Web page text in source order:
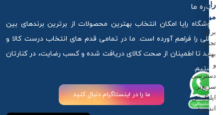
درباره ما
فروشگاه رایا امکان انتخاب بهترین محصولات از برترین برندهای بین
المللی را فراهم آورده است. ما در تمامی قدم های انتخاب درست کالا و
خرید تا اطمینان از صحت کالای دریافت شده و کسب رضایت، در کنارتان
هستیم.
ما را در اینستاگرام دنبال کنید
رایا
میکاپ
برای
تجربه
بهتر
و
دسترسی
سریع‌تر،
اپلیکیشن
اندروید